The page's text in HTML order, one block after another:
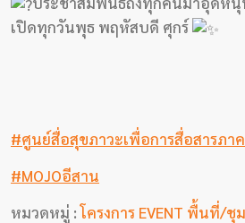
เปิดทุกวันพุธ พฤหัสบดี ศุกร์
#ศูนย์สื่อสุขภาวะเพื่อการสื่อสารภา
#MOJOอีสาน
หมวดหมู่ :โครงการ EVENT พื้นที่/ชุ